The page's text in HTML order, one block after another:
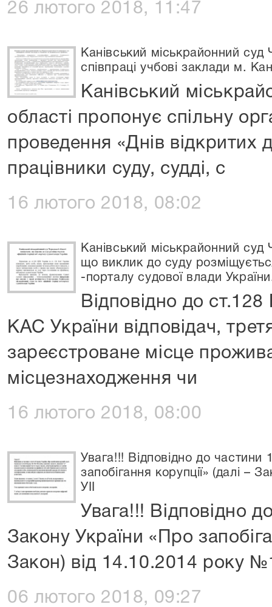
26 лютого 2018, 11:47
Канівський міськрайонний
співпраці учбові заклади м.
Канівський
області пропонує спільну
проведення «Днів відкритих
працівники суду, судді, с
16 лютого 2018, 08:02
Канівський міськрайонний суд
що виклик до суду
-порталу судової влади
Відповідно до
КАС України відповідач,
зареєстроване місце
місцезнаходження чи
16 лютого 2018, 08:00
Увага!!! Відповідно до частини
запобігання корупції» (далі –
УІІ
Увага!!! Відповідно
Закону України «Про
Закон) від 14.10.2014 року
06 лютого 2018, 09:27